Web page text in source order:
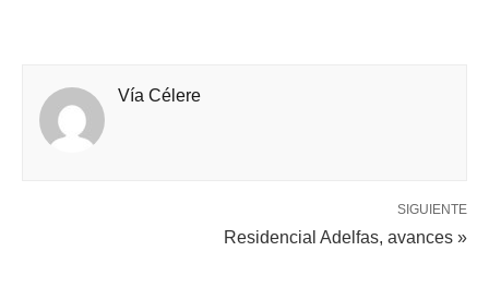
Vía Célere
SIGUIENTE
Residencial Adelfas, avances »